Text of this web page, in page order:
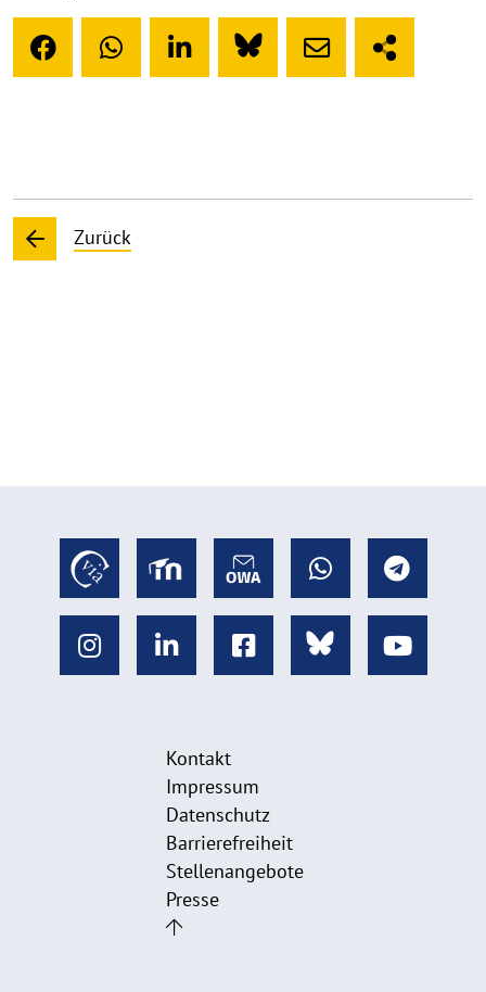
Zurück
Kontakt
Impressum
Datenschutz
Barrierefreiheit
Stellenangebote
Presse